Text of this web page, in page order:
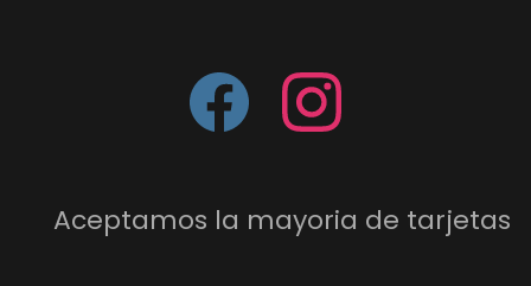
Aceptamos la mayoria de tarjetas